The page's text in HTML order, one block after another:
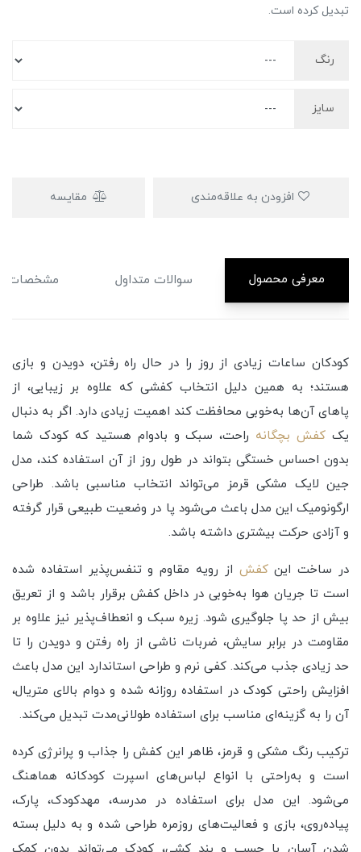
تبدیل کرده است.
رنگ
سایز
مقایسه
معرفی محصول سوالات متداول مشخصات
کودکان ساعات زیادی از روز را در حال راه رفتن، دویدن و بازی
هستند؛ به همین دلیل انتخاب کفشی که علاوه بر زیبایی، از
پاهای آن‌ها به‌خوبی محافظت کند اهمیت زیادی دارد. اگر به دنبال
یک کفش بچگانه راحت، سبک و بادوام هستید که کودک شما
بدون احساس خستگی بتواند در طول روز از آن استفاده کند، مدل
جین لایک مشکی قرمز می‌تواند انتخاب مناسبی باشد. طراحی
ارگونومیک این مدل باعث می‌شود پا در وضعیت طبیعی قرار گرفته
و آزادی حرکت بیشتری داشته باشد.
در ساخت اینکفش از رویه مقاوم و تنفس‌پذیر استفاده شده
است تا جریان هوا به‌خوبی در داخل کفش برقرار باشد و از تعریق
بیش از حد پا جلوگیری شود. زیره سبک و انعطاف‌پذیر نیز علاوه بر
مقاومت در برابر سایش، ضربات ناشی از راه رفتن و دویدن را تا
حد زیادی جذب می‌کند. کفی نرم و طراحی استاندارد این مدل باعث
افزایش راحتی کودک در استفاده روزانه شده و دوام بالای متریال،
آن را به گزینه‌ای مناسب برای استفاده طولانی‌مدت تبدیل می‌کند.
ترکیب رنگ مشکی و قرمز، ظاهر این کفش را جذاب و پرانرژی کرده
است و به‌راحتی با انواع لباس‌های اسپرت کودکانه هماهنگ
می‌شود. این مدل برای استفاده در مدرسه، مهدکودک، پارک،
پیاده‌روی، بازی و فعالیت‌های روزمره طراحی شده و به دلیل بسته